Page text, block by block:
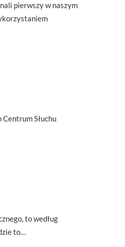
pierwszy w naszym
Słuchu
to według
to…